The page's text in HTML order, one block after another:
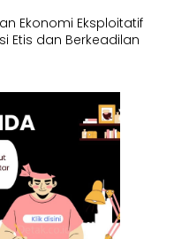
Ekonomi Eksploitatif
Etis dan Berkeadilan